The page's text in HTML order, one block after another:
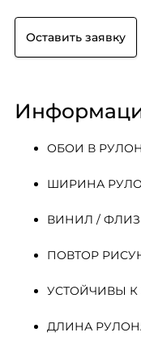
Оставить заявку
ОБОИ В
ШИРИНА
ВИНИЛ /
ПОВТОР
УСТОЙЧИВЫ К
ДЛИНА